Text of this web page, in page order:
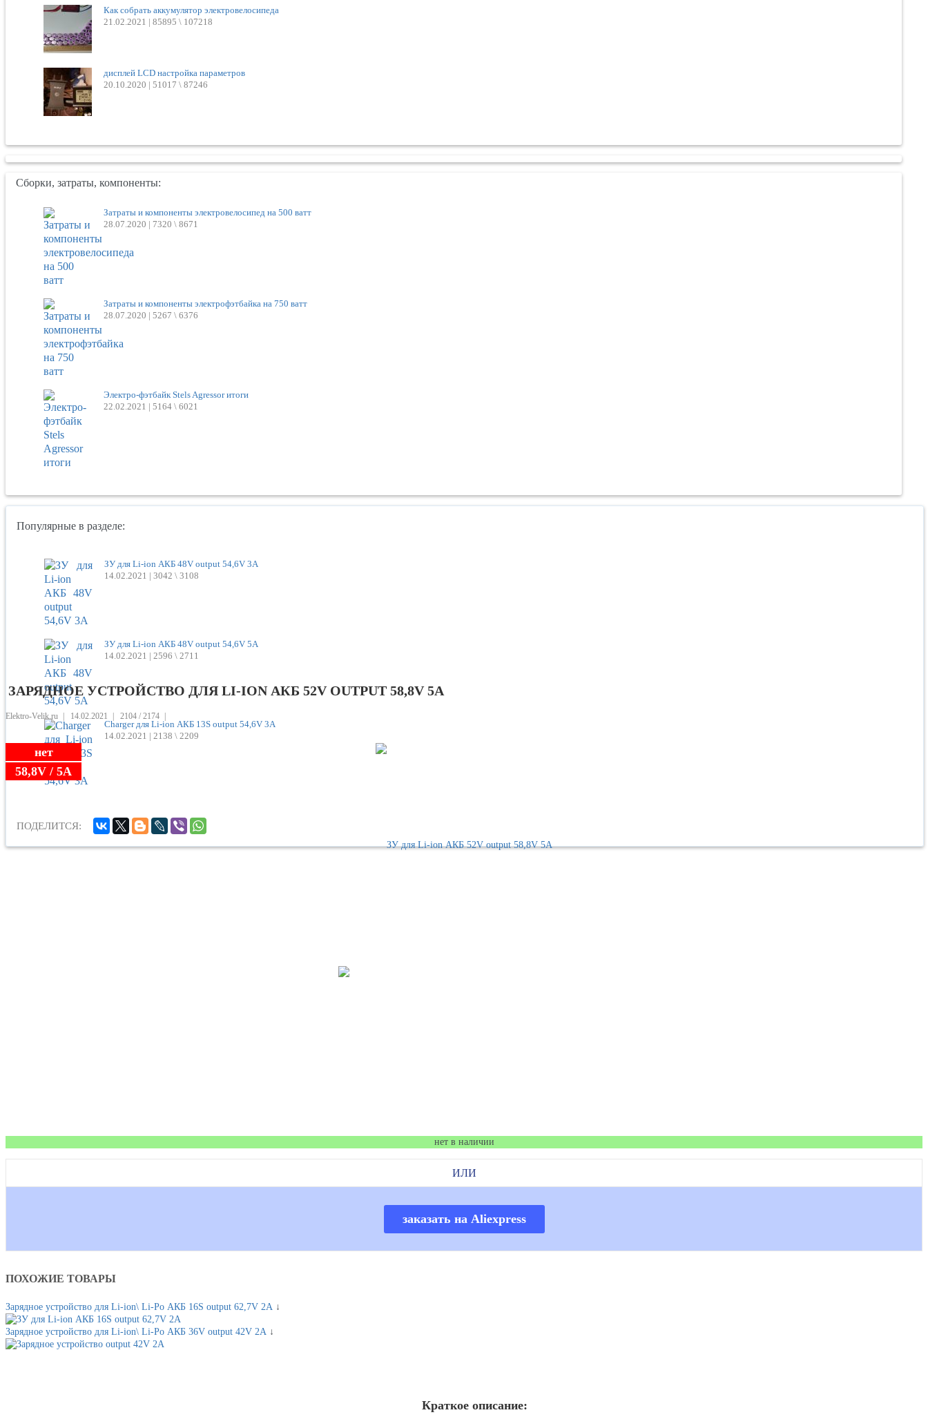
Как собрать аккумулятор электровелосипеда
21.02.2021 | 85895 \ 107218
дисплей LCD настройка параметров
20.10.2020 | 51017 \ 87246
Сборки, затраты, компоненты:
Затраты и компоненты электровелосипед на 500 ватт
28.07.2020 | 7320 \ 8671
Затраты и компоненты электрофэтбайка на 750 ватт
28.07.2020 | 5267 \ 6376
Электро-фэтбайк Stels Agressor итоги
22.02.2021 | 5164 \ 6021
Популярные в разделе:
ЗУ для Li-ion АКБ 48V output 54,6V 3A
14.02.2021 | 3042 \ 3108
ЗУ для Li-ion АКБ 48V output 54,6V 5A
14.02.2021 | 2596 \ 2711
Charger для Li-ion АКБ 13S output 54,6V 3A
14.02.2021 | 2138 \ 2209
ПОДЕЛИТСЯ:
ЗАРЯДНОЕ УСТРОЙСТВО ДЛЯ LI-ION АКБ 52V OUTPUT 58,8V 5A
Elektro-Velik.ru 14.02.2021 2104 / 2174
нет
58,8V / 5A
нет в наличии
ИЛИ
заказать на Aliexpress
ПОХОЖИЕ ТОВАРЫ
Зарядное устройство для Li-ion\ Li-Po АКБ 16S output 62,7V 2A ↓
Зарядное устройство для Li-ion\ Li-Po АКБ 36V output 42V 2A ↓
Краткое описание: